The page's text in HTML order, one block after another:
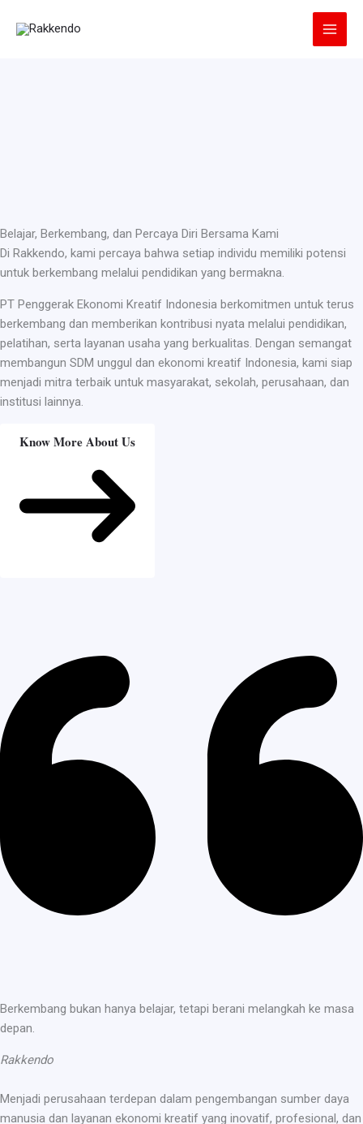
Belajar, Berkembang, dan Percaya Diri Bersama Kami
Di Rakkendo, kami percaya bahwa setiap individu memiliki potensi
untuk berkembang melalui pendidikan yang bermakna.
PT Penggerak Ekonomi Kreatif Indonesia berkomitmen untuk terus
berkembang dan memberikan kontribusi nyata melalui pendidikan,
pelatihan, serta layanan usaha yang berkualitas. Dengan semangat
membangun SDM unggul dan ekonomi kreatif Indonesia, kami siap
menjadi mitra terbaik untuk masyarakat, sekolah, perusahaan, dan
institusi lainnya.
Know More About Us
Berkembang bukan hanya belajar, tetapi berani melangkah ke masa
depan.
Rakkendo
Menjadi perusahaan terdepan dalam pengembangan sumber daya
manusia dan layanan ekonomi kreatif yang inovatif, profesional, dan